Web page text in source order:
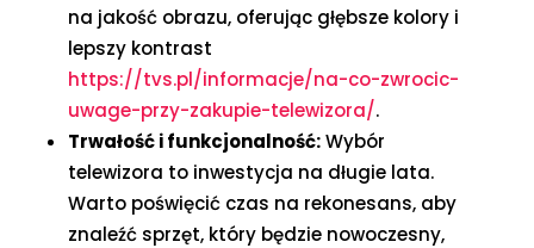
na jakość obrazu, oferując głębsze kolory i
lepszy kontrast
https://tvs.pl/informacje/na-co-zwrocic-
uwage-przy-zakupie-telewizora/.
Trwałość i funkcjonalność:Wybór
telewizora to inwestycja na długie lata.
Warto poświęcić czas na rekonesans, aby
znaleźć sprzęt, który będzie nowoczesny,